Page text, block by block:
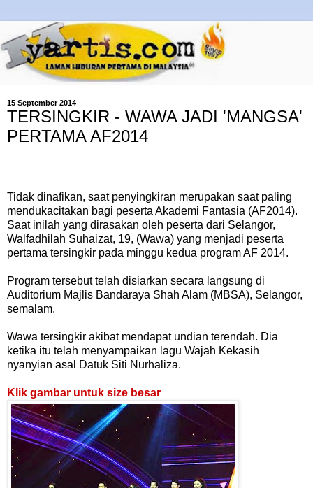
15 September 2014
TERSINGKIR - WAWA JADI 'MANGSA'
PERTAMA AF2014
Tidak dinafikan, saat penyingkiran merupakan saat paling
mendukacitakan bagi peserta Akademi Fantasia (AF2014).
Saat inilah yang dirasakan oleh peserta dari Selangor,
Walfadhilah Suhaizat, 19, (Wawa) yang menjadi peserta
pertama tersingkir pada minggu kedua program AF 2014.
Program tersebut telah disiarkan secara langsung di
Auditorium Majlis Bandaraya Shah Alam (MBSA), Selangor,
semalam.
Wawa tersingkir akibat mendapat undian terendah. Dia
ketika itu telah menyampaikan lagu Wajah Kekasih
nyanyian asal Datuk Siti Nurhaliza.
Klik gambar untuk size besar